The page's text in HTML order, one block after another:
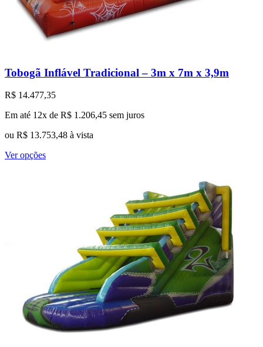
Tobogã Inflável Tradicional – 3m x 7m x 3,9m
R$ 14.477,35
Em até 12x de R$ 1.206,45 sem juros
ou R$ 13.753,48 à vista
Ver opçõesEste
escolhidas
página
do
produto